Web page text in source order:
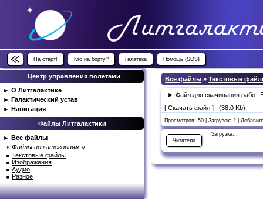
На старт! Кто на борту? Галатека Помощь (SOS)
Центр управления полётами
► О Литгалактике
► Галактический устав
► Навигация
Файлы Литгалактики
► Все файлы
« Файлы по категориям »
● Текстовые файлы
● Изображения
● Аудио
● Разное
Все файлы »Текстовые
► Файл для скачивания работ
[Скачать файл ] (38.0 Kb)
Просмотров: 50 | Загрузок: 2 |
Читатели
Загрузка...